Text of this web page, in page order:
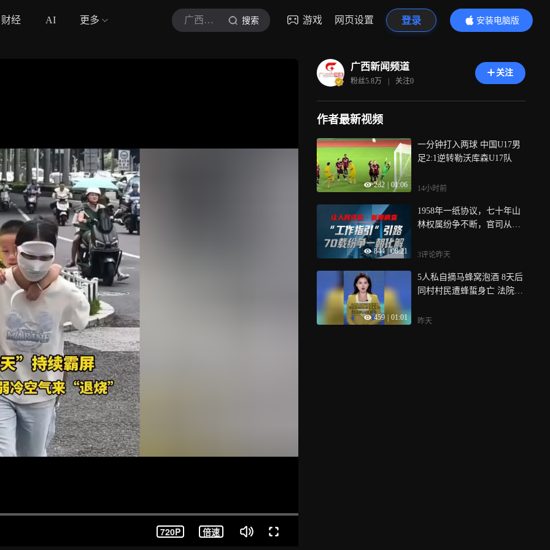
财经 AI 更多 广西新闻频道 搜索 游戏 网页设置 登录
安装电脑版
内容更精彩
720P 倍速
广西新闻频道
粉丝5.8万 | 关注0
关注
作者最新视频
232 01:06
一分钟打入两球 中国U17男
足2:1逆转勒沃库森U17队
14小时前
844 | 08:21
1958年一纸协议，七十年山
林权属纷争不断，官司从基
下，另一地争议又起，今
处工作指引》出台，戳长视
频，看崇左当地政府如何“新
打开这个矛盾死结
3评论昨天
459 01:01
5人私自摘马蜂窝泡酒 8天后
同村村民遭蜂蜇身亡 法院判
昨天